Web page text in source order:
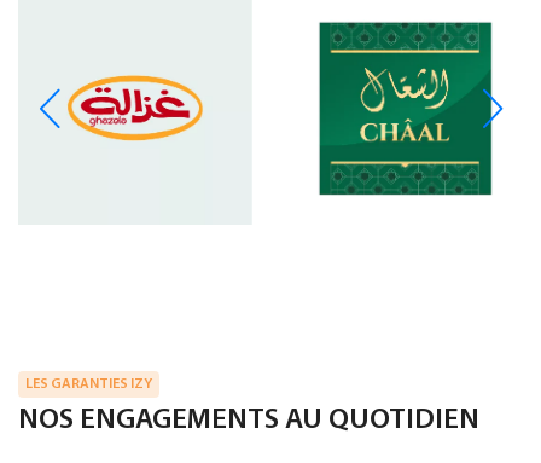
LES GARANTIES IZY
NOS ENGAGEMENTS AU QUOTIDIEN